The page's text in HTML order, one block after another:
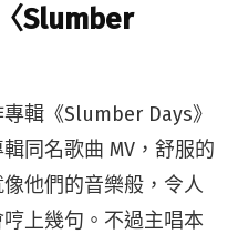
Slumber
輯《Slumber Days》
同名歌曲 MV，舒服的
他們的音樂般，令人
上幾句。不過主唱本